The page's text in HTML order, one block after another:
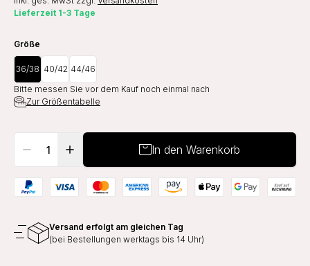
Lieferzeit 1-3 Tage
Größe
36/38 40/42 44/46
Bitte messen Sie vor dem Kauf noch einmal nach
Zur Größentabelle
In den Warenkorb
Versand erfolgt am gleichen Tag
(bei Bestellungen werktags bis 14 Uhr)